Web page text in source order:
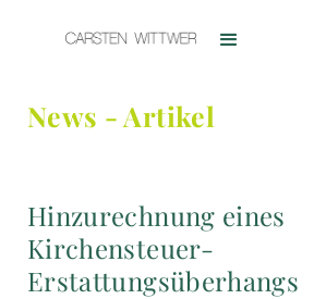
News - Artikel
Hinzurechnung eines
Kirchensteuer-
Erstattungsüberhangs